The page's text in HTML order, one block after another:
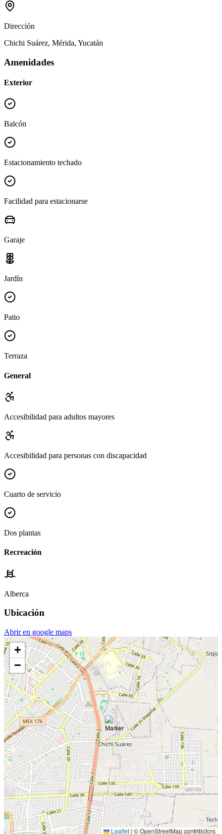
Dirección
Chichi Suárez, Mérida, Yucatán
Amenidades
Exterior
Balcón
Estacionamiento techado
Facilidad para estacionarse
Garaje
Jardín
Patio
Terraza
General
Accesibilidad para adultos mayores
Accesibilidad para personas con discapacidad
Cuarto de servicio
Dos plantas
Recreación
Alberca
Ubicación
Abrir en google maps
+
−
Leaflet | © OpenStreetMap contributors